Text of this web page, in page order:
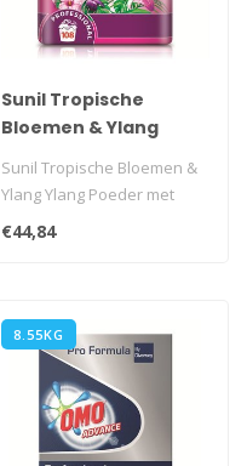
Sunil Tropische
Bloemen & Ylang
Ylang 7,56 kg / 108
wasbeurten
Sunil Tropische Bloemen &
Ylang Ylang Poeder met
essentiële oliën maakt je
€44,84
8.55KG